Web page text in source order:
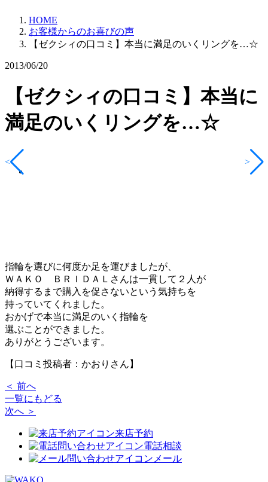
< >
HOME
お客様からのお喜びの声
【ゼクシィの口コミ】本当に満足のいくリングを…☆
2013/06/20
【ゼクシィの口コミ】本当に
満足のいくリングを…☆
指輪を選びに何度か足を運びましたが、
ＷＡＫＯ ＢＲＩＤＡＬさんは一貫して２人が
納得するまで購入を促さないという気持ちを
持っていてくれました。
おかげで本当に満足のいく指輪を
選ぶことができました。
ありがとうございます。
【口コミ投稿者：かおりさん】
＜ 前へ
一覧にもどる
次へ ＞
来店予約
電話相談
メール